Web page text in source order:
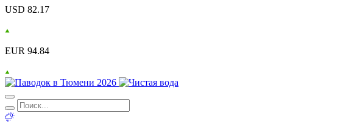
USD 82.17
EUR 94.84